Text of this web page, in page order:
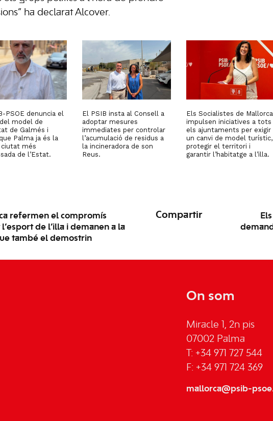
ha declarat Alcover.
PSOE denuncia el
model de
de Galmés i
Palma ja és la
ciutat més
de l’Estat.
El PSIB insta al Consell a
adoptar mesures
immediates per controlar
l’acumulació de residus a
la incineradora de son
Reus.
Els Socialistes de Mallorca
impulsen iniciatives a tots
els ajuntaments per exigir
un canvi de model turístic,
protegir el territori i
garantir l’habitatge a l’illa.
refermen el compromís
de l’illa i demanen a la
també el demostrin
Compartir
On som
Miracle 1, 2n pis
07002 Palma
T: +34 971 727 544
F: +34 971 724 369
mallorca@psib-